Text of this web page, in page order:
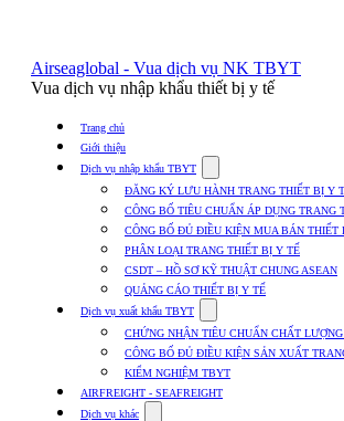
Airseaglobal - Vua dịch vụ NK TBYT
Vua dịch vụ nhập khẩu thiết bị y tế
Trang chủ
Giới thiệu
Dịch vụ nhập khẩu TBYT
submenu
for
Dịch
vụ
nhập
khẩu
TBYT
ĐĂNG KÝ LƯU HÀNH TRANG THIẾT BỊ Y
CÔNG BỐ TIÊU CHUẨN ÁP DỤNG TRANG
CÔNG BỐ ĐỦ ĐIỀU KIỆN MUA BÁN THIẾT
PHÂN LOẠI TRANG THIẾT BỊ Y TẾ
CSDT – HỒ SƠ KỸ THUẬT CHUNG ASEAN
QUẢNG CÁO THIẾT BỊ Y TẾ
Dịch vụ xuất khẩu TBYT
submenu
for
Dịch
vụ
xuất
CHỨNG NHẬN TIÊU CHUẨN CHẤT LƯỢNG
CÔNG BỐ ĐỦ ĐIỀU KIỆN SẢN XUẤT
KIỂM NGHIỆM TBYT
AIRFREIGHT - SEAFREIGHT
Dịch vụ khác